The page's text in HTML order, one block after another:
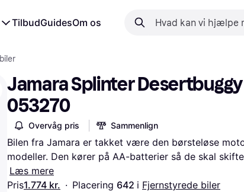
TilbudGuidesOm os
Jamara Splinter Desertbuggy
053270
Overvåg pris Sammenlign
Bilen fra Jamara er takket være den børsteløse
modeller. Den kører på AA-batterier så de skal
Læs mere
Pris1.774 kr. · Placering 642 i Fjernstyrede biler